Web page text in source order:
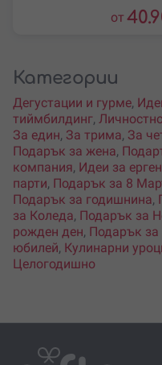
от
Категории
Дегустации и гурме,
тиймбилдинг,
За един, За трима, За
Подарък за жена,
компания, Идеи за
парти, Подарък за 8
Подарък за годишнина,
за Коледа, Подарък за
рожден ден, Подарък за
юбилей, Кулинарни
Целогодишно